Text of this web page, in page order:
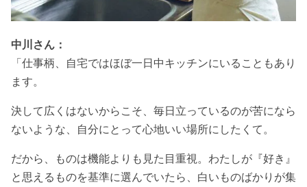
中川さん：
「仕事柄、自宅ではほぼ一日中キッチンにいることもあり
ます。
決して広くはないからこそ、毎日立っているのが苦になら
ないような、自分にとって心地いい場所にしたくて。
だから、ものは機能よりも見た目重視。わたしが『好き』
と思えるものを基準に選んでいたら、白いものばかりが集